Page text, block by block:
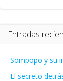
Entradas
Sompopo y su
El secreto